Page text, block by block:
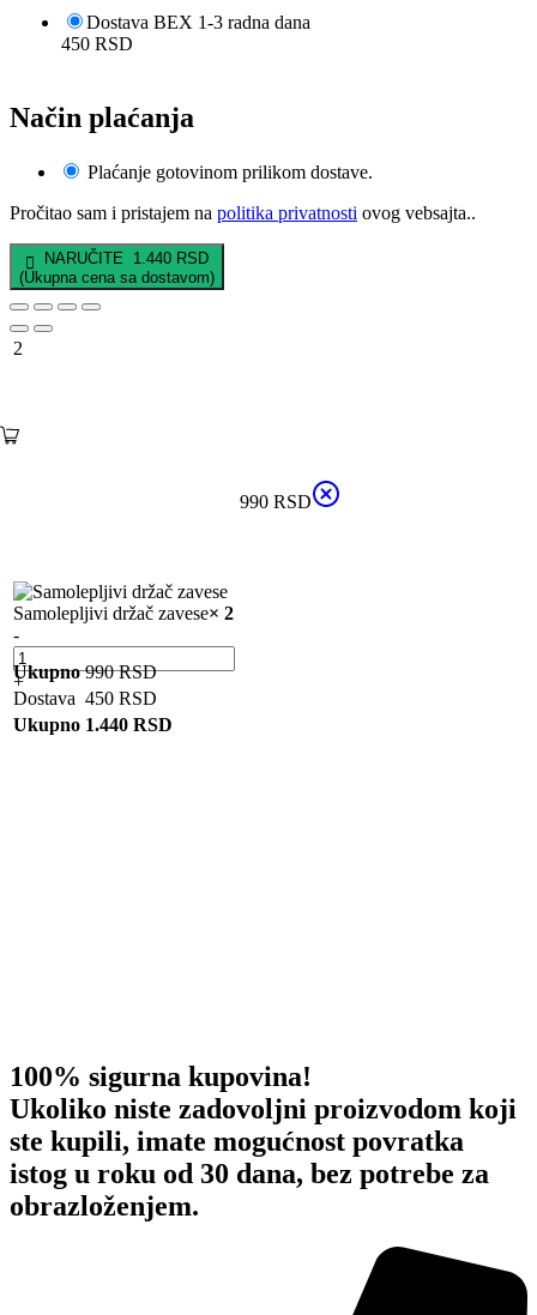
Dostava BEX 1-3 radna dana
450 RSD
Način plaćanja
Plaćanje gotovinom prilikom dostave.
Pročitao sam i pristajem na politika privatnosti ovog vebsajta..
NARUČITE 1.440 RSD
2
Samolepljivi držač zavese× 2
-
+
990 RSD
Ukupno 990RSD
Dostava 450 RSD
Ukupno 1.440 RSD
100% sigurna kupovina!
Ukoliko niste zadovoljni proizvodom koji
ste kupili, imate mogućnost povratka
istog u roku od 30 dana, bez potrebe za
obrazloženjem.